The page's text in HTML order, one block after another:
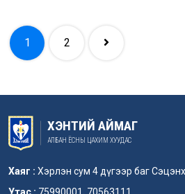
1 2
ХЭНТИЙ АЙМАГ
АЛБАН ЁСНЫ ЦАХИМ ХУУДАС
Хаяг : Хэрлэн сум 4 дүгээр баг